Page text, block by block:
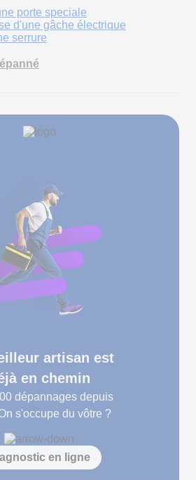
porte speciale
d'une gâche électrique
serrure
artisan est
en chemin
dépannages depuis
s'occupe du vôtre ?
en ligne